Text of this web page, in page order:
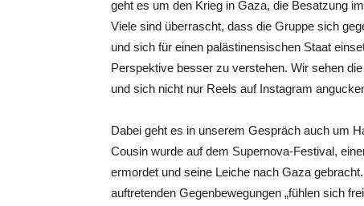
geht es um den Krieg in Gaza, die Besatzung
Viele sind überrascht, dass die Gruppe sich
und sich für einen palästinensischen Staat
Perspektive besser zu verstehen. Wir sehen
und sich nicht nur Reels auf Instagram
Dabei geht es in unserem Gespräch auch um
Cousin wurde auf dem Supernova-Festival,
ermordet und seine Leiche nach Gaza
auftretenden Gegenbewegungen „fühlen sich